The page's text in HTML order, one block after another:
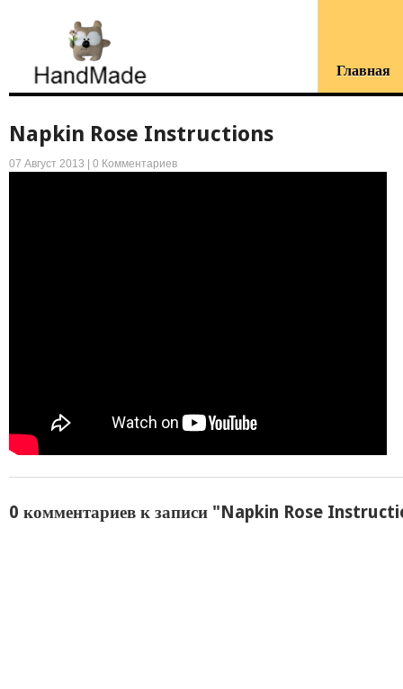
Главная
Napkin Rose Instructions
07 Август 2013 | 0 Комментариев
0 комментариев к записи "Napkin Rose